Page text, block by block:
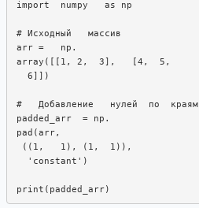
import  numpy   as np
# Исходный   массив
arr =   np.
array([[1, 2,  3],   [4,  5,
  6]])
#   Добавление   нулей  по  краям
padded_arr  = np.
pad(arr,
((1,   1), (1,  1)),
  'constant')